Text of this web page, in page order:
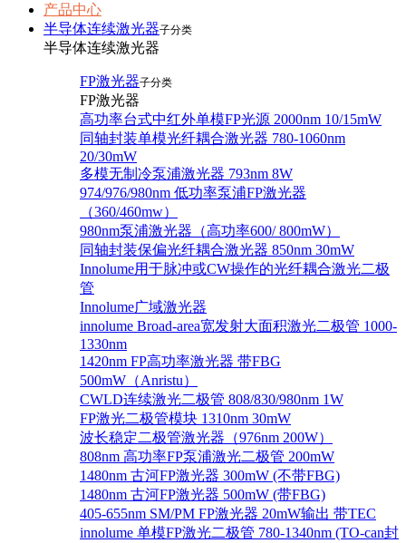
产品中心
半导体连续激光器子分类
半导体连续激光器
FP激光器子分类
FP激光器
高功率台式中红外单模FP光源 2000nm 10/15mW
同轴封装单模光纤耦合激光器 780-1060nm
20/30mW
多模无制冷泵浦激光器 793nm 8W
974/976/980nm 低功率泵浦FP激光器
（360/460mw）
980nm泵浦激光器（高功率600/ 800mW）
同轴封装保偏光纤耦合激光器 850nm 30mW
Innolume用于脉冲或CW操作的光纤耦合激光二极
管
Innolume广域激光器
innolume Broad-area宽发射大面积激光二极管 1000-
1330nm
1420nm FP高功率激光器 带FBG
500mW（Anristu）
CWLD连续激光二极管 808/830/980nm 1W
FP激光二极管模块 1310nm 30mW
波长稳定二极管激光器（976nm 200W）
808nm 高功率FP泵浦激光二极管 200mW
1480nm 古河FP激光器 300mW (不带FBG)
1480nm 古河FP激光器 500mW (带FBG)
405-655nm SM/PM FP激光器 20mW输出 带TEC
innolume 单模FP激光二极管 780-1340nm (TO-can封